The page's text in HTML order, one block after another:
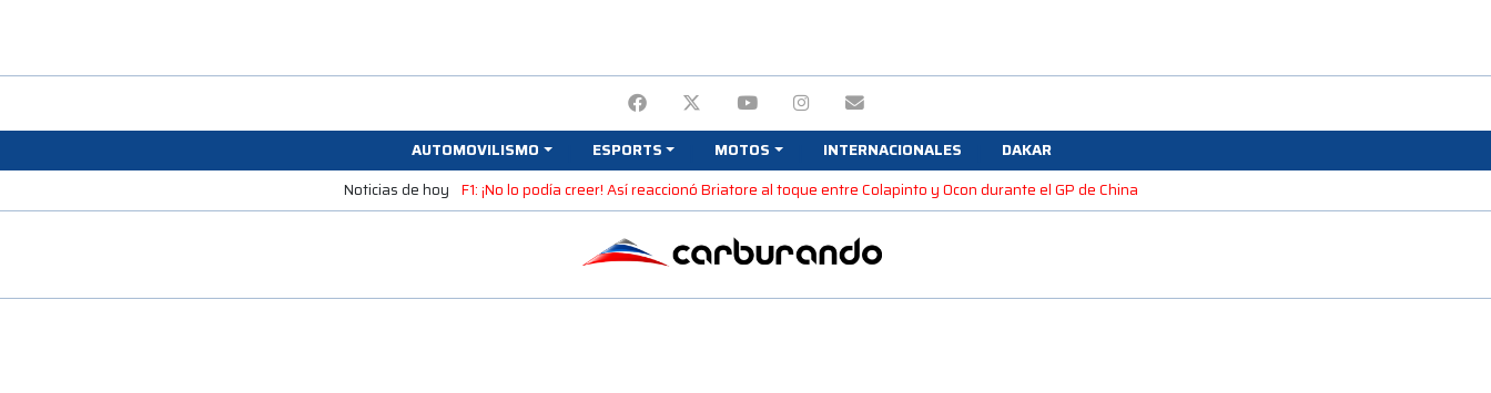
AUTOMOVILISMO ESPORTS MOTOS INTERNACIONALES
DAKAR
Noticias de hoy F1: ¡No lo podía creer! Así reaccionó Briatore al toque entre Colapinto y Ocon durante el GP de China